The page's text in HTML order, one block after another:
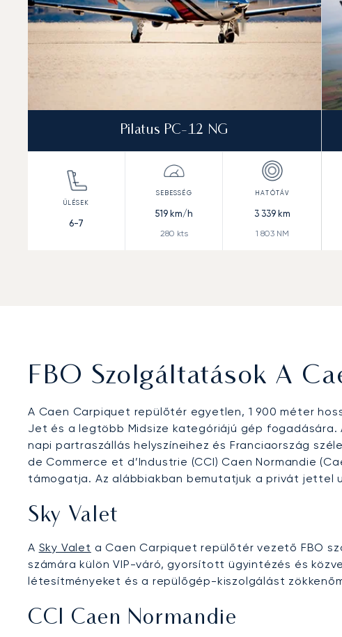
Pilatus PC-12 NG
6-7
519km/h
280 kts
3 339km
1 803NM
FBO Szolgáltatások A
A Caen Carpiquet repülőtér egyetlen, 1 900 méter
Jet és a legtöbb Midsize kategóriájú gép
napi partraszállás helyszíneihez és Franciaország
de Commerce et d’Industrie (CCI) Caen Normandie
támogatja. Az alábbiakban bemutatjuk a privát
Sky Valet
A Sky Valet a Caen Carpiquet repülőtér vezető FBO
számára külön VIP-váró, gyorsított ügyintézés és
létesítményeket és a repülőgép-kiszolgálást
CCI Caen Normandie